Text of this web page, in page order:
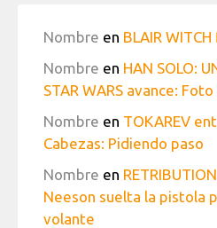
Nombre en BLAIR
Nombre en HAN SOLO:
STAR WARS avance:
Nombre en TOKAREV
Cabezas: Pidiendo paso
Nombre en
Neeson suelta la pistola
volante